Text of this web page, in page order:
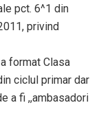
pct. 6^1 din
privind
format Clasa
ciclul primar dar
a fi ,,ambasadori